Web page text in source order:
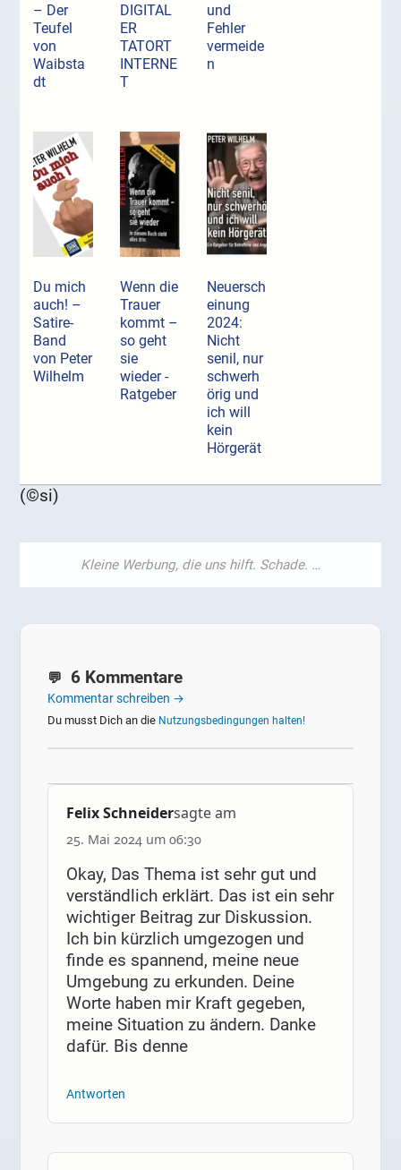
– Der
Teufel
von
Waibsta
dt
DIGITAL
ER
TATORT
INTERNE
T
und
Fehler
vermeide
n
Du mich
auch! –
Satire-
Band
von Peter
Wilhelm
Wenn die
Trauer
kommt –
so geht
sie
wieder -
Ratgeber
Neuersch
einung
2024:
Nicht
senil, nur
schwerh
örig und
ich will
kein
Hörgerät
(©si)
6 Kommentare
Kommentar schreiben →
Du musst Dich an die Nutzungsbedingungen halten!
Felix Schneidersagte am
25. Mai 2024 um 06:30
Okay, Das Thema ist sehr gut und
verständlich erklärt. Das ist ein sehr
wichtiger Beitrag zur Diskussion.
Ich bin kürzlich umgezogen und
finde es spannend, meine neue
Umgebung zu erkunden. Deine
Worte haben mir Kraft gegeben,
meine Situation zu ändern. Danke
dafür. Bis denne
Antworten